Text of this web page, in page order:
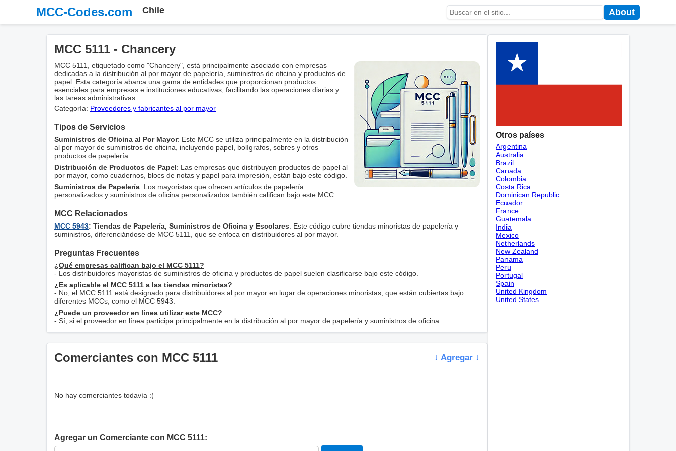
MCC-Codes.com Chile About
MCC 5111 - Chancery
MCC 5111, etiquetado como "Chancery", está principalmente asociado con empresas
dedicadas a la distribución al por mayor de papelería, suministros de oficina y productos de
papel. Esta categoría abarca una gama de entidades que proporcionan productos
esenciales para empresas e instituciones educativas, facilitando las operaciones diarias y
las tareas administrativas.
Categoría: Proveedores y fabricantes al por mayor
Tipos de Servicios
Suministros de Oficina al Por Mayor: Este MCC se utiliza principalmente en la distribución
al por mayor de suministros de oficina, incluyendo papel, bolígrafos, sobres y otros
productos de papelería.
Distribución de Productos de Papel: Las empresas que distribuyen productos de papel al
por mayor, como cuadernos, blocs de notas y papel para impresión, están bajo este código.
Suministros de Papelería: Los mayoristas que ofrecen artículos de papelería
personalizados y suministros de oficina personalizados también califican bajo este MCC.
MCC Relacionados
MCC 5943: Tiendas de Papelería, Suministros de Oficina y Escolares: Este código cubre tiendas minoristas de papelería y
suministros, diferenciándose de MCC 5111, que se enfoca en distribuidores al por mayor.
Preguntas Frecuentes
¿Qué empresas califican bajo el MCC 5111?
- Los distribuidores mayoristas de suministros de oficina y productos de papel suelen clasificarse bajo este código.
¿Es aplicable el MCC 5111 a las tiendas minoristas?
- No, el MCC 5111 está designado para distribuidores al por mayor en lugar de operaciones minoristas, que están cubiertas bajo
diferentes MCCs, como el MCC 5943.
¿Puede un proveedor en línea utilizar este MCC?
- Sí, si el proveedor en línea participa principalmente en la distribución al por mayor de papelería y suministros de oficina.
Comerciantes con MCC 5111 ↓ Agregar ↓
No hay comerciantes todavía :(
Agregar un Comerciante con MCC 5111:
Otros países
Argentina
Australia
Brazil
Canada
Colombia
Costa Rica
Dominican Republic
Ecuador
France
Guatemala
India
Mexico
Netherlands
New Zealand
Panama
Peru
Portugal
Spain
United Kingdom
United States